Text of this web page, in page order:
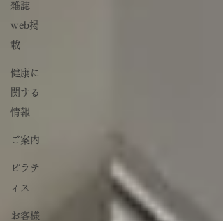
雑誌
web掲
載
健康に
関する
情報
ご案内
ピラテ
ィス
お客様